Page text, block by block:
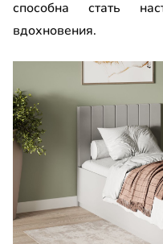
способна стать
вдохновения.